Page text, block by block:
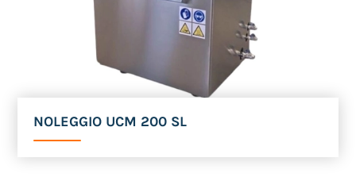
NOLEGGIO UCM 200 SL